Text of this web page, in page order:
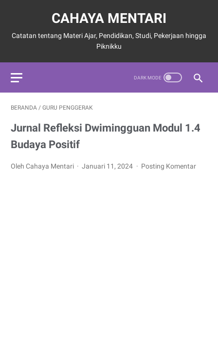
CAHAYA MENTARI
Catatan tentang Materi Ajar, Pendidikan, Studi, Pekerjaan hingga
Piknikku
BERANDA / GURU PENGGERAK
Jurnal Refleksi Dwimingguan Modul 1.4
Budaya Positif
Oleh Cahaya Mentari Januari 11, 2024 Posting Komentar